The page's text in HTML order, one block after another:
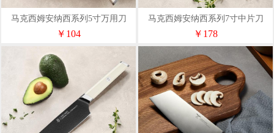
马克西姆安纳西系列5寸万用刀
ACS160
￥104
马克西姆安纳西系列7寸中片刀
ACS159
￥178